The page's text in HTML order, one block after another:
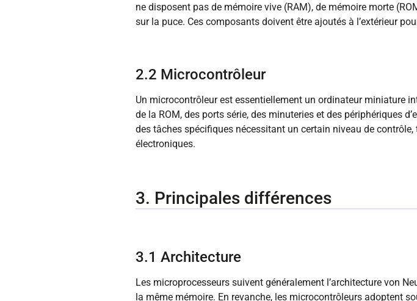
ne disposent pas de mémoire vive (RAM), de mémoire morte
sur la puce. Ces composants doivent être ajoutés à l’extérieur
2.2 Microcontrôleur
Un microcontrôleur est essentiellement un ordinateur miniature
de la ROM, des ports série, des minuteries et des périphériques
des tâches spécifiques nécessitant un certain niveau de
électroniques.
3. Principales différences
3.1 Architecture
Les microprocesseurs suivent généralement l’architecture von
la même mémoire. En revanche, les microcontrôleurs adoptent